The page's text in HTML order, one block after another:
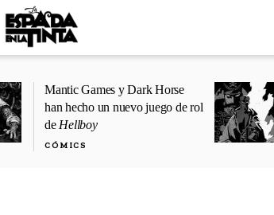
Mantic Games y Dark Horse
han hecho un nuevo juego de rol
de Hellboy
CÓMICS